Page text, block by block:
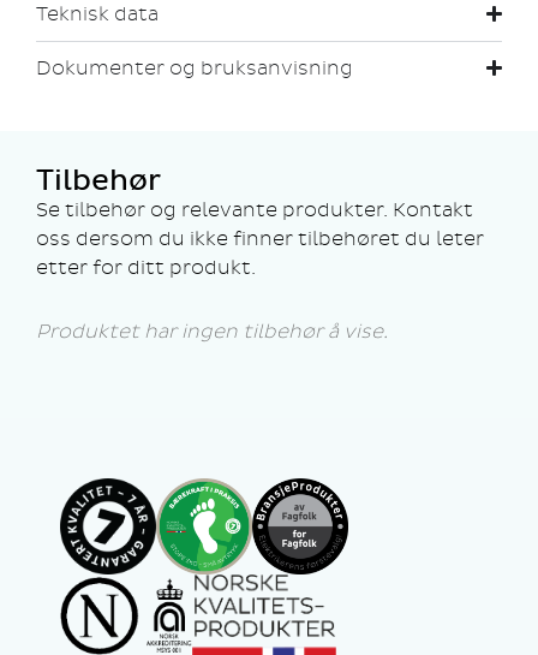
Teknisk data
Dokumenter og bruksanvisning
Tilbehør
Se tilbehør og relevante produkter. Kontakt
oss dersom du ikke finner tilbehøret du leter
etter for ditt produkt.
Produktet har ingen tilbehør å vise.